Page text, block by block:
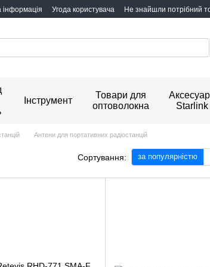
інформація Угода користувача Не знайшли потрібний
Інструмент
Товари для
оптоволокна
Starlink
Антени для портативних радіостанцій
Сортування: за популярністю